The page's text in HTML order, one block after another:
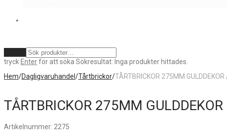
tryck Enterför att söka Sökresultat: Inga produkter hittades.
Hem/Dagligvaruhandel /Tårtbrickor/TÅRTBRICKOR 275MM
TÅRTBRICKOR 275MM
Artikelnummer: 2275